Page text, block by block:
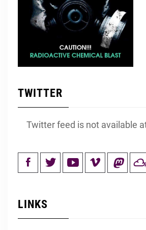
TWITTER
Twitter feed is not available
LINKS